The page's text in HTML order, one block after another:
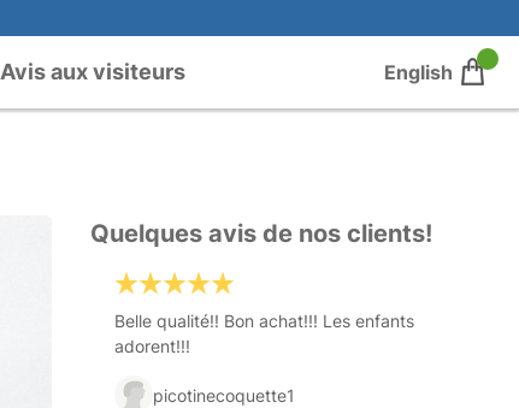
Avis aux visiteurs English
Quelques avis de nos clients!
Belle qualité!! Bon achat!!! Les enfants
adorent!!!
picotinecoquette1